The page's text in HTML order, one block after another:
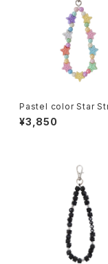
Pastel color Star
¥3,850